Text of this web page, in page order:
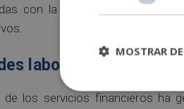
con la protección de datos,
laborales
de los servicios financieros ha
MOSTRAR